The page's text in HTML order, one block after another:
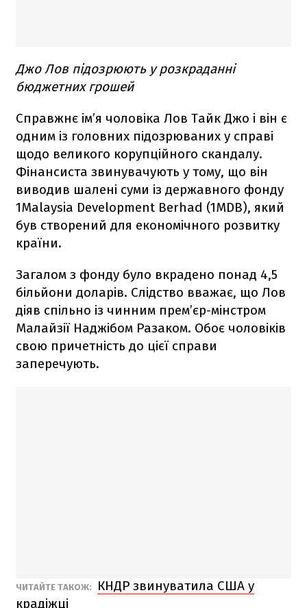
Джо Лов підозрюють у розкраданні
бюджетних грошей
Справжнє ім’я чоловіка Лов Тайк Джо і він є
одним із головних підозрюваних у справі
щодо великого корупційного скандалу.
Фінансиста звинувачують у тому, що він
виводив шалені суми із державного фонду
1Malaysia Development Berhad (1MDB), який
був створений для економічного розвитку
країни.
Загалом з фонду було вкрадено понад 4,5
більйони доларів. Слідство вважає, що Лов
діяв спільно із чинним прем’єр-мінстром
Малайзії Наджібом Разаком. Обоє чоловіків
свою причетність до цієї справи
заперечують.
ЧИТАЙТЕ ТАКОЖ:
КНДР звинуватила США у
крадіжці